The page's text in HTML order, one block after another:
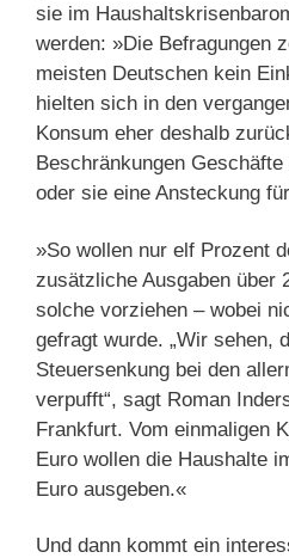
sie im
werden: »Die Befragungen
meisten Deutschen kein
hielten sich in den
Konsum eher deshalb
Beschränkungen
oder sie eine Ansteckung
»So wollen nur elf Prozent
zusätzliche Ausgaben über
solche vorziehen – wobei
gefragt wurde. „Wir sehen,
Steuersenkung bei den
verpufft“, sagt Roman
Frankfurt. Vom einmaligen
Euro wollen die Haushalte
Euro ausgeben.«
Und dann kommt ein